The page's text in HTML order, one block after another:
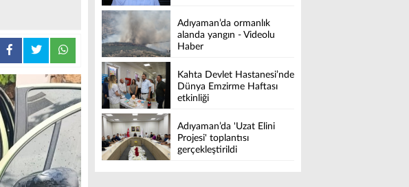
Adıyaman’da ormanlık
alanda yangın - Videolu
Haber
Kahta Devlet Hastanesi’nde
Dünya Emzirme Haftası
etkinliği
Adıyaman’da 'Uzat Elini
Projesi' toplantısı
gerçekleştirildi